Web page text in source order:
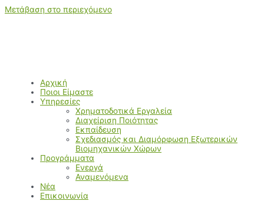
Μετάβαση στο περιεχόμενο
Αρχική
Ποιοι Είμαστε
Υπηρεσίες
Χρηματοδοτικά Εργαλεία
Διαχείριση Ποιότητας
Εκπαίδευση
Σχεδιασμός και Διαμόρφωση Εξωτερικών
Βιομηχανικών Χώρων
Προγράμματα
Ενεργά
Αναμενόμενα
Νέα
Επικοινωνία